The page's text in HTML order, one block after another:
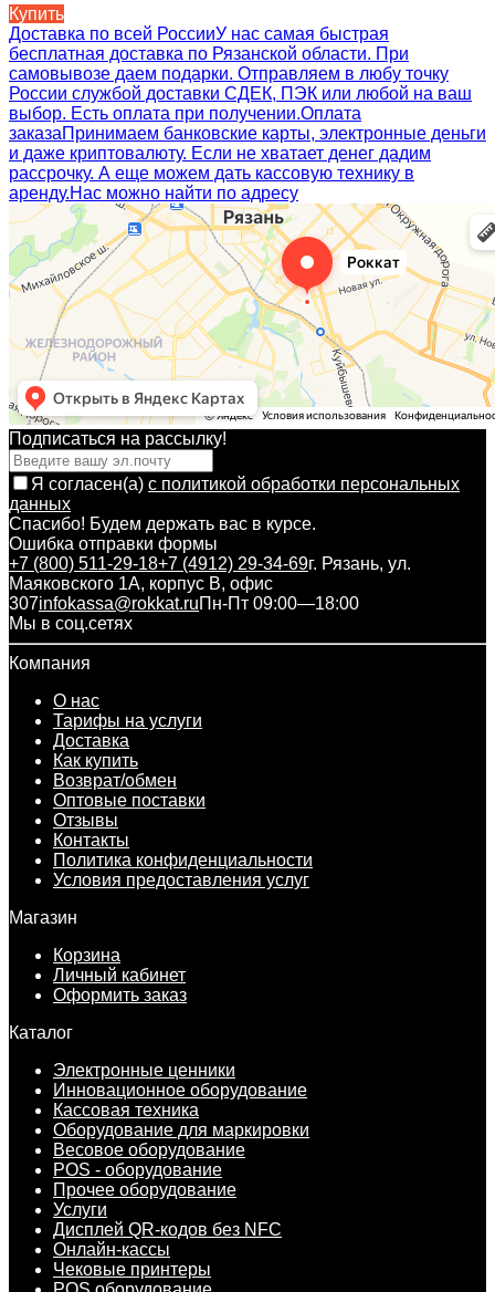
Купить
Доставка по всей РоссииУ нас самая быстрая
бесплатная доставка по Рязанской области. При
самовывозе даем подарки. Отправляем в любу точку
России службой доставки СДЕК, ПЭК или любой на ваш
выбор. Есть оплата при получении.Оплата
заказаПринимаем банковские карты, электронные деньги
и даже криптовалюту. Если не хватает денег дадим
рассрочку. А еще можем дать кассовую технику в
аренду.Нас можно найти по адресу
Подписаться на рассылкy!
Я согласен(a) с политикой обработки персональных
данных
Спасибо! Будем держать вас в курсе.
Ошибка отправки формы
+7 (800) 511-29-18+7 (4912) 29-34-69г. Рязань, ул.
Маяковского 1А, корпус B, офис
307infokassa@rokkat.ruПн-Пт 09:00—18:00
Мы в соц.сетях
Компания
О нас
Тарифы на услуги
Доставка
Как купить
Возврат/обмен
Оптовые поставки
Отзывы
Контакты
Политика конфиденциальности
Условия предоставления услуг
Магазин
Корзина
Личный кабинет
Оформить заказ
Каталог
Электронные ценники
Инновационное оборудование
Кассовая техника
Оборудование для маркировки
Весовое оборудование
POS - оборудование
Прочее оборудование
Услуги
Дисплей QR-кодов без NFC
Онлайн-кассы
Чековые принтеры